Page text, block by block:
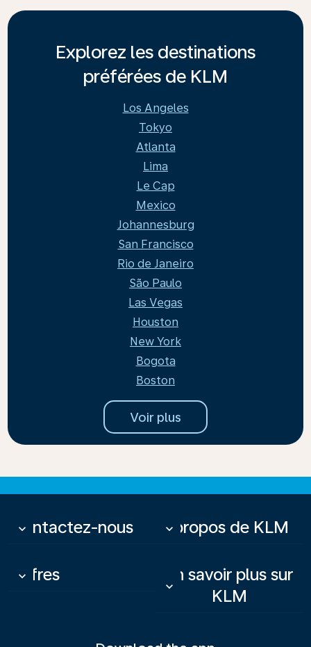
Explorez les destinations
préférées de KLM
Los Angeles
Tokyo
Atlanta
Lima
Le Cap
Mexico
Johannesburg
San Francisco
Rio de Janeiro
São Paulo
Las Vegas
Houston
New York
Bogota
Boston
Voir plus
Contactez-nous
keyboard_arrow_down À propos de KLM
keyboard_arrow_down
Offres
keyboard_arrow_down
En savoir plus sur
KLM
keyboard_arrow_down